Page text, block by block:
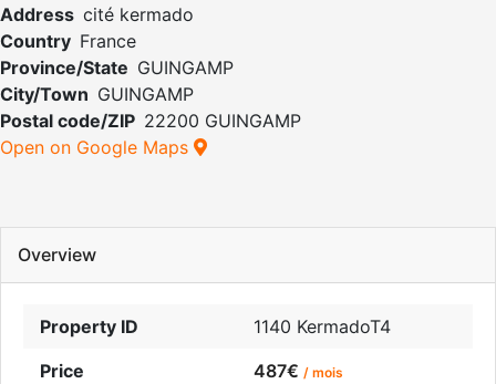
Address cité kermado
Country France
Province/State GUINGAMP
City/Town GUINGAMP
Postal code/ZIP 22200 GUINGAMP
Open on Google Maps
Overview
Property ID
1140 KermadoT4
Price
487€ / mois